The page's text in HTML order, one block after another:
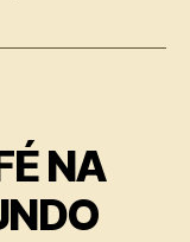
NA